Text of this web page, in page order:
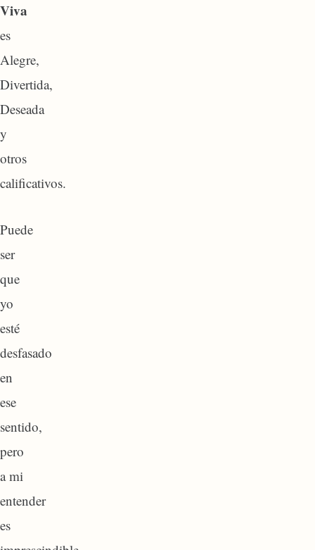
Viva
es
Alegre,
Divertida,
Deseada
y
otros
calificativos.
Puede
ser
que
yo
esté
desfasado
en
ese
sentido,
pero
a mi
entender
es